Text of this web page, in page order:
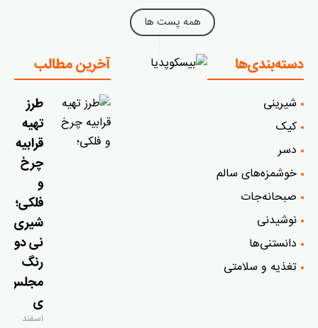
همه پست ها
دسته‌بندی‌ها
شیرینی
کیک
دسر
خوشمزه‌‌های سالم
صبحانه‌جات
نوشیدنی
دانستنی‌ها
تغذیه و سلامتی
آخرین مطالب
طرز
تهیه
قرابیه
چرخ
و
فلکی؛
شیری
نی دو
رنگ
مجلس
ی
اسفند